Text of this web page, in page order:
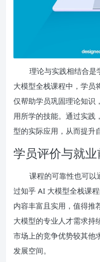
理论与实践相结合是
大模型全栈课程中，学员
仅帮助学员巩固理论知识
用所学的技能。通过实践
型的实际应用，从而提升
学员评价与就
课程的可靠性也可以
过知乎 AI 大模型全栈课
内容丰富且实用，值得推
大模型的专业人才需求持
市场上的竞争优势较其他
发展空间。